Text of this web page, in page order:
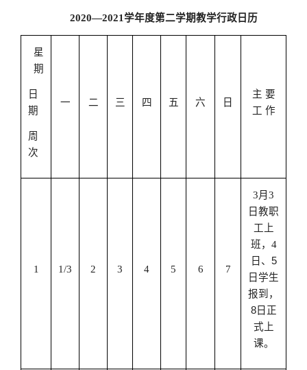
2020—2021学年度第二学期教学行政日历
星
期
日
期
周
次
一 二 三 四 五 六 日
主 要
工 作
1 1/3 2 3 4 5 6 7
3月 3
日教职
工上
班， 4
日、 5
日学生
报到，
8日正
式上
课。